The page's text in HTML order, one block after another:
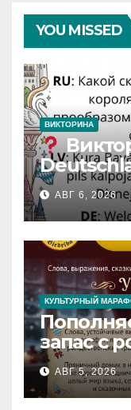
YOU MISSED
ВИКТОРИНА
№46
Замок
АВГ 6, 2026
КУЛЬТУРНЫЙ
запас с
вместе
АВГ 5, 2026